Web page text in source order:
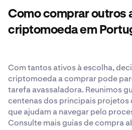
possível quando nos confia os
sobre os nossospadrões de
globalmente
Como comprar outros
criptomoeda em
Com tantos ativos à escolha,
criptomoeda a comprar pode
tarefa avassaladora. Reunimos
centenas dos principais projetos
que ajudam a navegar pelo
Consulte mais guias de compra